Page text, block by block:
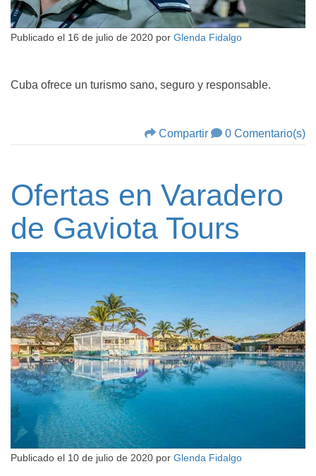
Publicado el 16 de julio de 2020 por Glenda Fidalgo
Cuba ofrece un turismo sano, seguro y responsable.
Compartir 0 Comentario(s)
Ofertas en Varadero
de Gaviota Tours
Publicado el 10 de julio de 2020 por Glenda Fidalgo